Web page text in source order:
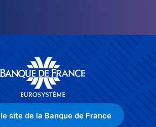
site de la Banque de France